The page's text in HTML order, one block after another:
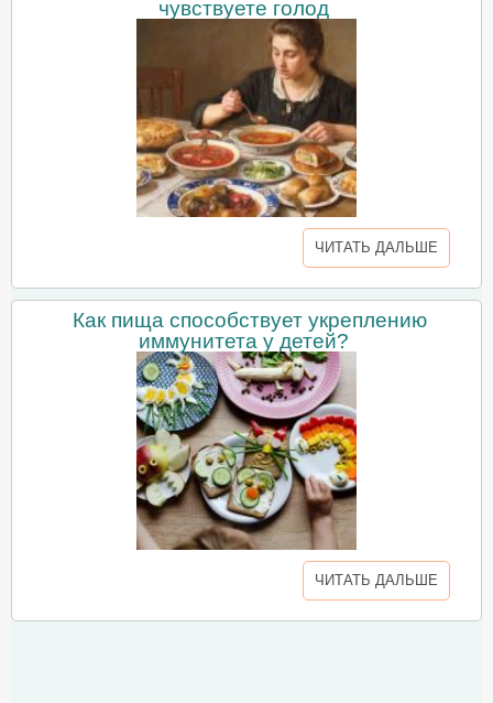
чувствуете голод
ЧИТАТЬ ДАЛЬШЕ
Как пища способствует укреплению
иммунитета у детей?
ЧИТАТЬ ДАЛЬШЕ